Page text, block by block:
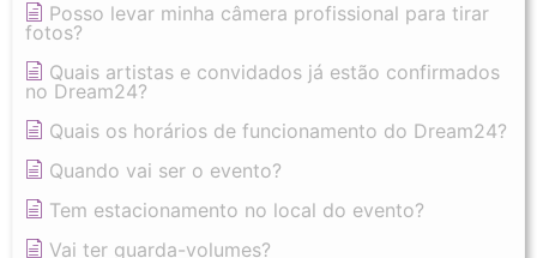
Posso levar minha câmera profissional para tirar
fotos?
Quais artistas e convidados já estão confirmados
no Dream24?
Quais os horários de funcionamento do Dream24?
Quando vai ser o evento?
Tem estacionamento no local do evento?
Vai ter guarda-volumes?